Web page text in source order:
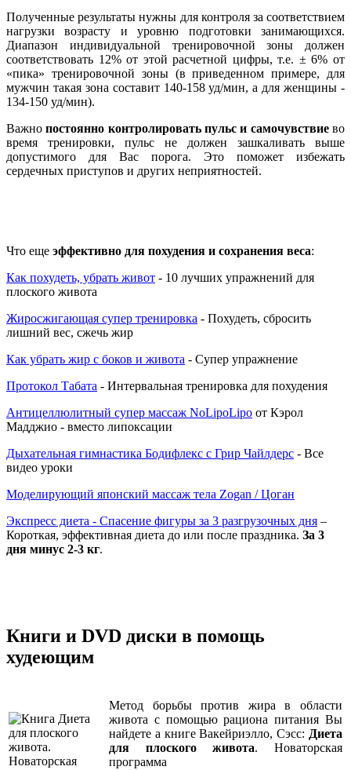
Полученные результаты нужны для контроля за соответствием
нагрузки возрасту и уровню подготовки занимающихся.
Диапазон индивидуальной тренировочной зоны должен
соответствовать 12% от этой расчетной цифры, т.е. ± 6% от
«пика» тренировочной зоны (в приведенном примере, для
мужчин такая зона составит 140-158 уд/мин, а для женщины -
134-150 уд/мин).
Важнопостоянно контролировать пульс и самочувствиево
время тренировки, пульс не должен зашкаливать выше
допустимого для Вас порога. Это поможет избежать
сердечных приступов и других неприятностей.
Что еще эффективно для похудения и сохранения веса:
Как похудеть, убрать живот - 10 лучших упражнений для
плоского живота
Жиросжигающая супер тренировка - Похудеть, сбросить
лишний вес, сжечь жир
Как убрать жир с боков и живота - Супер упражнение
Протокол Табата - Интервальная тренировка для похудения
Антицеллюлитный супер массаж NoLipoLipo от Кэрол
Мадджио - вместо липоксации
Дыхательная гимнастика Бодифлекс с Грир Чайлдерс - Все
видео уроки
Моделирующий японский массаж тела Zogan / Цоган
Экспресс диета - Спасение фигуры за 3 разгрузочных дня –
Короткая, эффективная диета до или после праздника. За 3
дня минус 2-3 кг.
Книги и DVD диски в помощь
худеющим
Метод борьбы против жира в области
живота с помощью рациона питания Вы
найдете а книге Вакейриэлло, Сэсс: Диета
для плоского живота. Новаторская
программа